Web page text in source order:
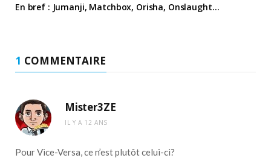
En bref : Jumanji, Matchbox, Orisha, Onslaught…
1 COMMENTAIRE
Mister3ZE
IL Y A 12 ANS
Pour Vice-Versa, ce n’est plutôt celui-ci?